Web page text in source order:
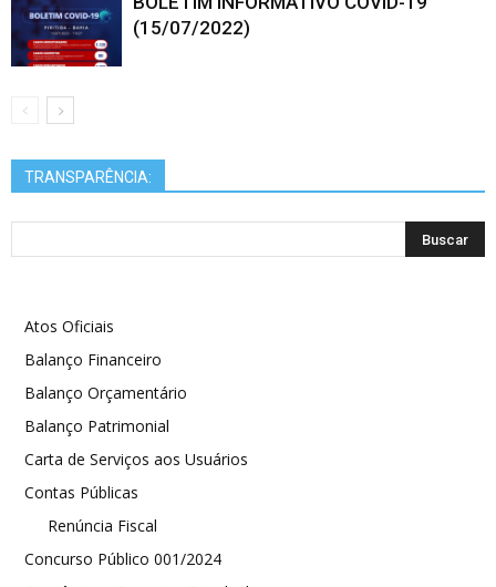
(15/07/2022)
TRANSPARÊNCIA:
Atos Oficiais
Balanço Financeiro
Balanço Orçamentário
Balanço Patrimonial
Carta de Serviços aos Usuários
Contas Públicas
Renúncia Fiscal
Concurso Público 001/2024